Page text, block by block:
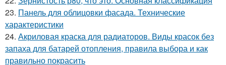
23. Панель для облицовки фасада. Технические
характеристики
24. Акриловая краска для радиаторов. Виды красок без
запаха для батарей отопления, правила выбора и как
правильно покрасить